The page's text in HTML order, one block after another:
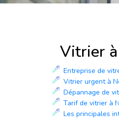
Vitrier
Entreprise de
Vitrier urgent à
Dépannage de
Tarif de vitrier à
Les principales